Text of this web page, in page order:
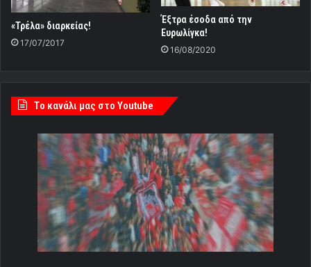
«Τρέλα» διαρκείας!
17/07/2017
Έξτρα έσοδα από την
Ευρωλίγκα!
16/08/2020
Tο κανάλι μας στο Youtube